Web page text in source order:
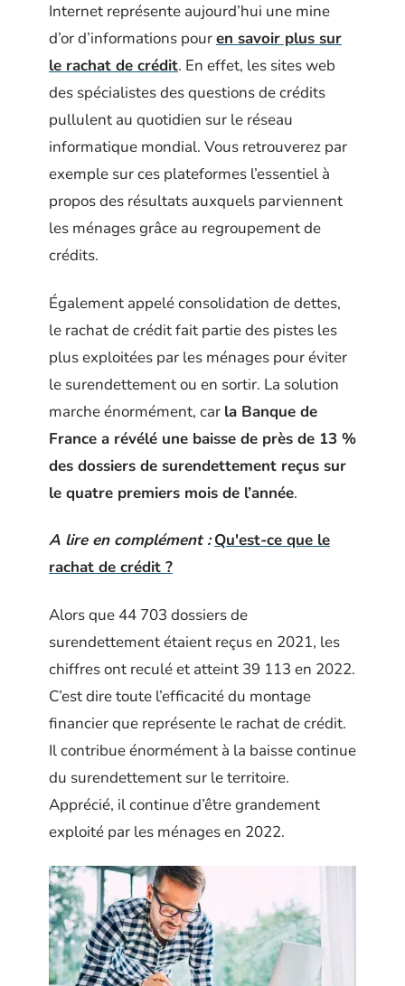
Internet représente aujourd’hui une mine
d’or d’informations pouren savoir plus sur
le rachat de crédit. En effet, les sites web
des spécialistes des questions de crédits
pullulent au quotidien sur le réseau
informatique mondial. Vous retrouverez par
exemple sur ces plateformes l’essentiel à
propos des résultats auxquels parviennent
les ménages grâce au regroupement de
crédits.
Également appelé consolidation de dettes,
le rachat de crédit fait partie des pistes les
plus exploitées par les ménages pour éviter
le surendettement ou en sortir. La solution
marche énormément, car la Banque de
France a révélé une baisse de près de 13 %
des dossiers de surendettement reçus sur
le quatre premiers mois de l’année.
A lire en complément : Qu'est-ce que le
rachat de crédit ?
Alors que 44 703 dossiers de
surendettement étaient reçus en 2021, les
chiffres ont reculé et atteint 39 113 en 2022.
C’est dire toute l’efficacité du montage
financier que représente le rachat de crédit.
Il contribue énormément à la baisse continue
du surendettement sur le territoire.
Apprécié, il continue d’être grandement
exploité par les ménages en 2022.